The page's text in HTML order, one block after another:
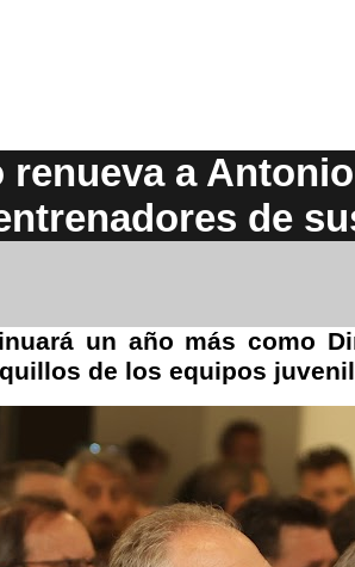
renueva a
de
un año más como
de los equipos